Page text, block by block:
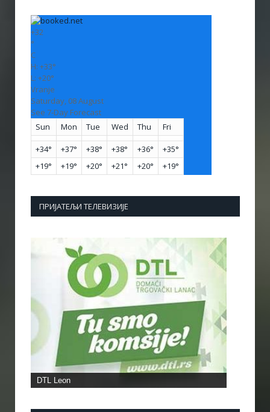
+32
°
C
H: +33°
L: +20°
Vranje
Saturday, 08 August
See 7-Day Forecast
Sun
Mon Tue Wed Thu Fri
+34° +37° +38° +38° +36° +35°
+19° +19° +20° +21° +20° +19°
ПРИЈАТЕЉИ ТЕЛЕВИЗИЈЕ
DTL Leon